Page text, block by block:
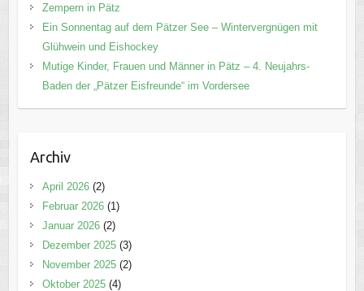
Zempern in Pätz
Ein Sonnentag auf dem Pätzer See – Wintervergnügen mit
Glühwein und Eishockey
Mutige Kinder, Frauen und Männer in Pätz – 4. Neujahrs-
Baden der „Pätzer Eisfreunde“ im Vordersee
Archiv
April 2026(2)
Februar 2026(1)
Januar 2026(2)
Dezember 2025(3)
November 2025(2)
Oktober 2025(4)